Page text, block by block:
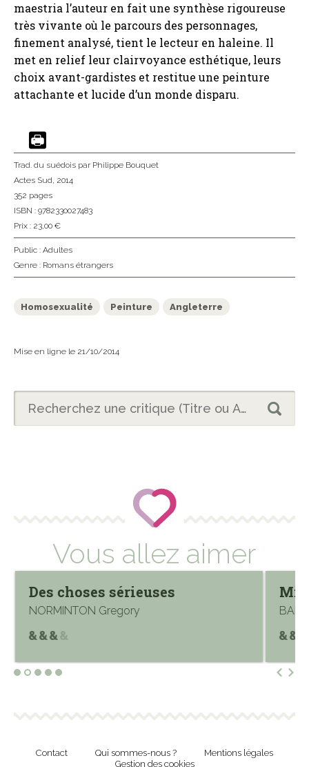
maestria l’auteur en fait une synthèse rigoureuse
très vivante où le parcours des personnages,
finement analysé, tient le lecteur en haleine. Il
met en relief leur clairvoyance esthétique, leurs
choix avant-gardistes et restitue une peinture
attachante et lucide d’un monde disparu.
Trad. du suédois par Philippe Bouquet
Actes Sud, 2014
352 pages
ISBN : 9782330027483
Prix : 23,00 €
Public : Adultes
Genre : Romans étrangers
Homosexualité Peinture Angleterre
Mise en ligne le 21/10/2014
Vous allez aimer
Des choses sérieuses
NORMINTON Gregory
Contact Qui sommes-nous ?
Mentions légales
Gestion des cookies